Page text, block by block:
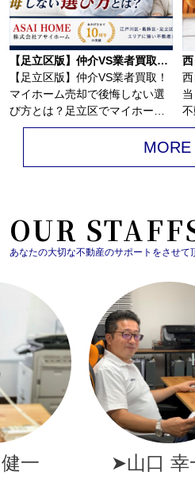
【足立区版】仲介VS業者買取！マイホーム売却で後悔しない選び方とは？
【足立区版】仲介VS業者買取！
マイホーム売却で後悔しない選
び方とは？足立区でマイホーム
の売却を考え始...
当？ 江戸川区
MORE
OUR
あなたの大切な不動産のサポートをさせて
郎 ➤古畑 誠